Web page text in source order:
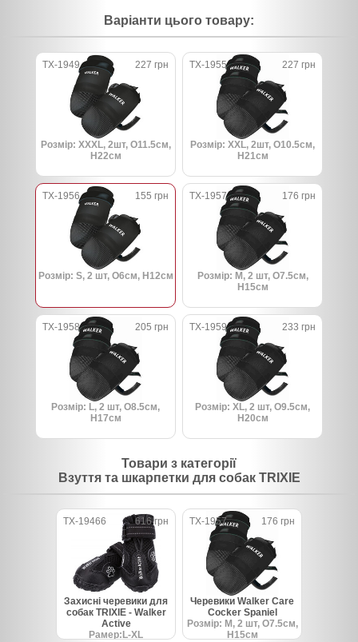
Варіанти цього товару:
TX-1949 227 грн
Розмір: XXXL, 2шт, O11.5см,
H22см
TX-1955 227 грн
Розмір: XXL, 2шт, O10.5см,
H21см
TX-1956 155 грн
Розмір: S, 2 шт, O6см, H12см
TX-1957 176 грн
Розмір: M, 2 шт, O7.5см,
H15см
TX-1958 205 грн
Розмір: L, 2 шт, O8.5см,
H17см
TX-1959 233 грн
Розмір: XL, 2 шт, O9.5см,
H20см
Товари з категорії
Взуття та шкарпетки для собак TRIXIE
TX-19466 616 грн
Захисні черевики для
собак TRIXIE - Walker
Active
Рамер:L-XL
TX-1957 176 грн
Черевики Walker Care
Cocker Spaniel
Розмір: M, 2 шт, O7.5см,
H15см